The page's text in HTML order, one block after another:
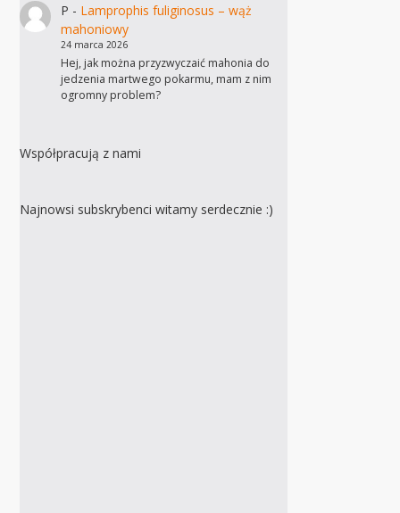
P - Lamprophis fuliginosus – wąż
mahoniowy
24 marca 2026
Hej, jak można przyzwyczaić mahonia do
jedzenia martwego pokarmu, mam z nim
ogromny problem?
Współpracują z nami
Najnowsi subskrybenci witamy serdecznie :)